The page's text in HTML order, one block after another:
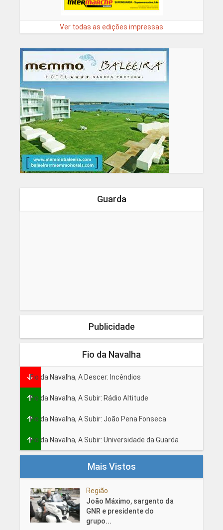
Ver todas as edições impressas
Guarda
Publicidade
Fio da Navalha
Fio da Navalha, A Descer: Incêndios
Fio da Navalha, A Subir: Rádio Altitude
Fio da Navalha, A Subir: João Pena Fonseca
Fio da Navalha, A Subir: Universidade da Guarda
Mais Vistos
Região
João Máximo, sargento da
GNR e presidente do
grupo...